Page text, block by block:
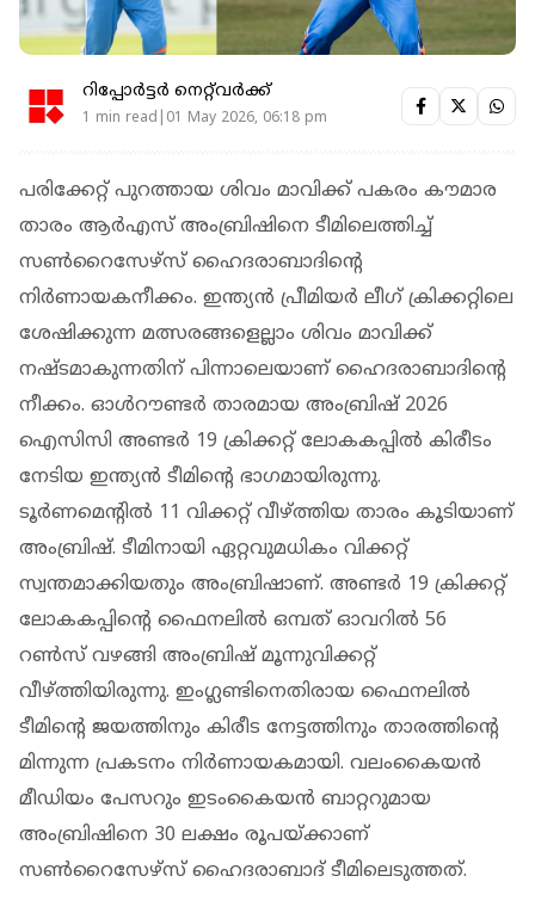
റിപ്പോർട്ടർ നെറ്റ്‌വര്‍ക്ക്‌
1 min read|01 May 2026, 06:18 pm
പരിക്കേറ്റ് പുറത്തായ ശിവം മാവിക്ക് പകരം കൗമാര
താരം ആര്‍എസ് അംബ്രിഷിനെ ടീമിലെത്തിച്ച്
സണ്‍റൈസേഴ്‌സ് ഹൈദരാബാദിന്റെ
നിര്‍ണായകനീക്കം. ഇന്ത്യന്‍ പ്രീമിയര്‍ ലീഗ് ക്രിക്കറ്റിലെ
ശേഷിക്കുന്ന മത്സരങ്ങളെല്ലാം ശിവം മാവിക്ക്
നഷ്ടമാകുന്നതിന് പിന്നാലെയാണ് ഹൈദരാബാദിന്റെ
നീക്കം. ഓള്‍റൗണ്ടര്‍ താരമായ അംബ്രിഷ് 2026
ഐസിസി അണ്ടര്‍ 19 ക്രിക്കറ്റ് ലോകകപ്പില്‍ കിരീടം
നേടിയ ഇന്ത്യന്‍ ടീമിന്റെ ഭാഗമായിരുന്നു.
ടൂര്‍ണമെന്റില്‍ 11 വിക്കറ്റ് വീഴ്ത്തിയ താരം കൂടിയാണ്
അംബ്രിഷ്. ടീമിനായി ഏറ്റവുമധികം വിക്കറ്റ്
സ്വന്തമാക്കിയതും അംബ്രിഷാണ്. അണ്ടര്‍ 19 ക്രിക്കറ്റ്
ലോകകപ്പിന്റെ ഫൈനലില്‍ ഒമ്പത് ഓവറില്‍ 56
റണ്‍സ് വഴങ്ങി അംബ്രിഷ് മൂന്നുവിക്കറ്റ്
വീഴ്ത്തിയിരുന്നു. ഇംഗ്ലണ്ടിനെതിരായ ഫൈനലില്‍
ടീമിന്റെ ജയത്തിനും കിരീട നേട്ടത്തിനും താരത്തിന്റെ
മിന്നുന്ന പ്രകടനം നിര്‍ണായകമായി. വലംകൈയന്‍
മീഡിയം പേസറും ഇടംകൈയന്‍ ബാറ്ററുമായ
അംബ്രിഷിനെ 30 ലക്ഷം രൂപയ്ക്കാണ്
സണ്‍റൈസേഴ്‌സ് ഹൈദരാബാദ് ടീമിലെടുത്തത്.